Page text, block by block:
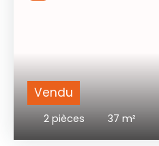
Vendu
2 pièces 37 m²